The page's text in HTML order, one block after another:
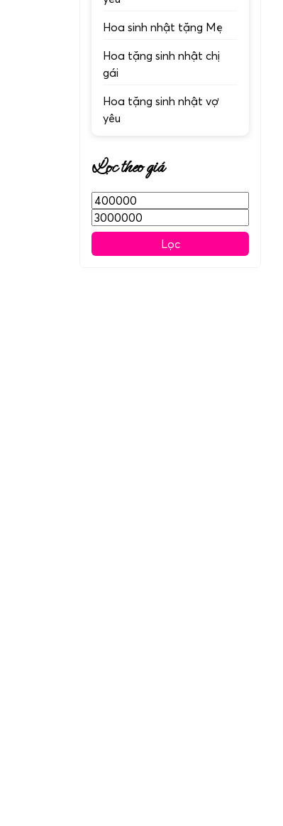
Hoa sinh nhật tặng Mẹ
Hoa tặng sinh nhật chị
gái
Hoa tặng sinh nhật vợ
yêu
Lọc theo giá
Giá
thấp
nhất
Giá
cao
nhất
Lọc